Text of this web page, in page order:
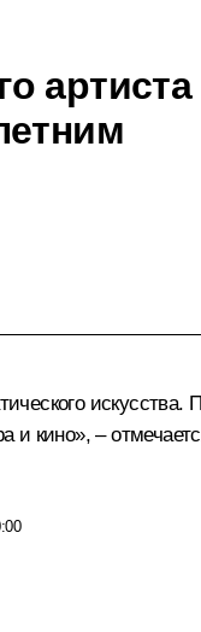
артиста
кино», –